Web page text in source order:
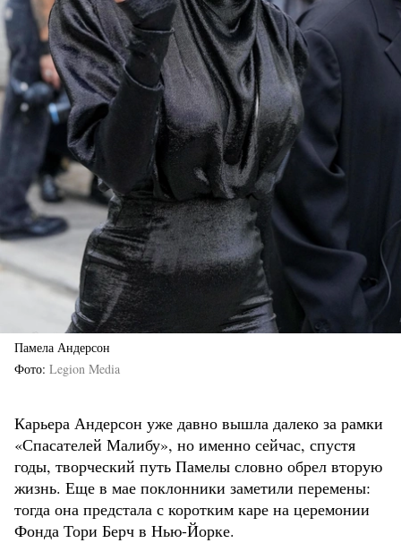
Памела Андерсон
Фото Legion Media
Карьера Андерсон уже давно вышла далеко за рамки
«Спасателей Малибу», но именно сейчас, спустя
годы, творческий путь Памелы словно обрел вторую
жизнь. Еще в мае поклонники заметили перемены:
тогда она предстала с коротким каре на церемонии
Фонда Тори Берч в Нью-Йорке.